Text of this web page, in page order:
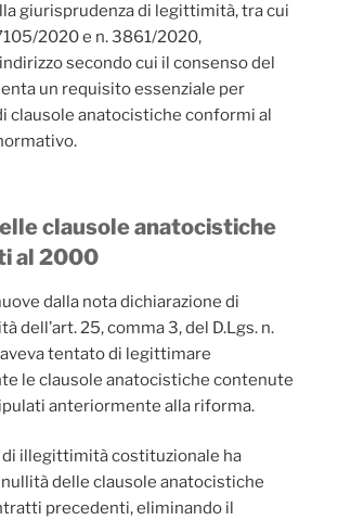
giurisprudenza di legittimità, tra cui
2020 e n. 3861/2020,
secondo cui il consenso del
un requisito essenziale per
clausole anatocistiche conformi al
clausole anatocistiche
al 2000
dalla nota dichiarazione di
dell’art. 25, comma 3, del D.Lgs. n.
tentato di legittimare
le clausole anatocistiche contenute
anteriormente alla riforma.
di illegittimità costituzionale ha
delle clausole anatocistiche
precedenti, eliminando il